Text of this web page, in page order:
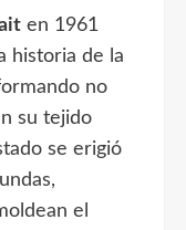
en 1961
historia de la
no
su tejido
se erigió
el